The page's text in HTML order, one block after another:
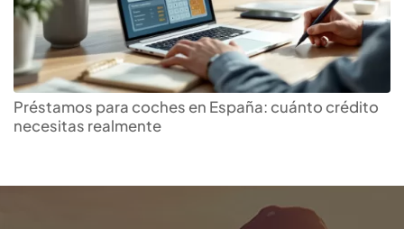
Préstamos para coches en España: cuánto crédito
necesitas realmente